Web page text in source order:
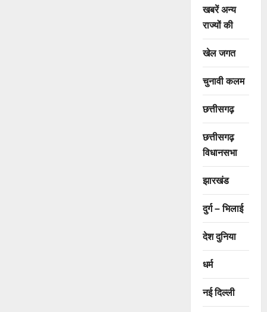
खबरें अन्य
राज्यों की
खेल जगत
चुनावी कलम
छत्तीसगढ़
छत्तीसगढ़
विधानसभा
झारखंड
दुर्ग – भिलाई
देश दुनिया
धर्म
नई दिल्ली